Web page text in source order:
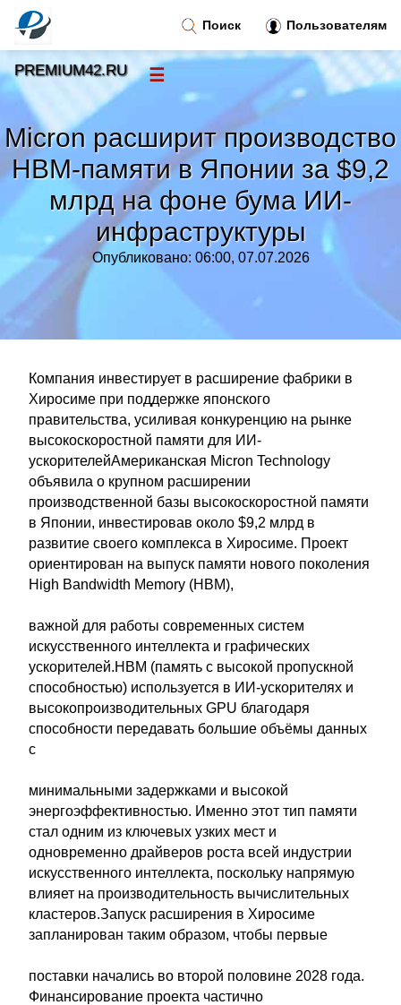
Micron расширит производство
HBM-памяти в Японии за $9,2
млрд на фоне бума ИИ-
инфраструктуры
Опубликовано: 06:00, 07.07.2026
Компания инвестирует в расширение фабрики в
Хиросиме при поддержке японского
правительства, усиливая конкуренцию на рынке
высокоскоростной памяти для ИИ-
ускорителейАмериканская Micron Technology
объявила о крупном расширении
производственной базы высокоскоростной памяти
в Японии, инвестировав около $9,2 млрд в
развитие своего комплекса в Хиросиме. Проект
ориентирован на выпуск памяти нового поколения
High Bandwidth Memory (HBM),
важной для работы современных систем
искусственного интеллекта и графических
ускорителей.HBM (память с высокой пропускной
способностью) используется в ИИ-ускорителях и
высокопроизводительных GPU благодаря
способности передавать большие объёмы данных
с
минимальными задержками и высокой
энергоэффективностью. Именно этот тип памяти
стал одним из ключевых узких мест и
одновременно драйверов роста всей индустрии
искусственного интеллекта, поскольку напрямую
влияет на производительность вычислительных
кластеров.Запуск расширения в Хиросиме
запланирован таким образом, чтобы первые
поставки начались во второй половине 2028 года.
Финансирование проекта частично
Поиск Пользователям
PREMIUM42.RU ☰
Тренды новостей
Рубрики»
Правила »